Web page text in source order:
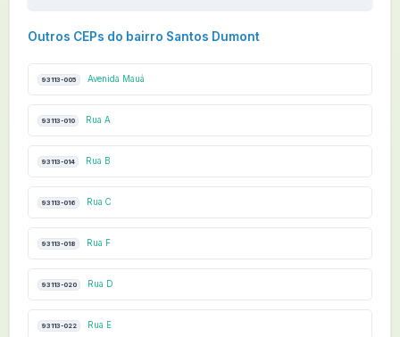
Outros CEPs do bairro Santos Dumont
93113-005 Avenida Mauá
93113-010 Rua A
93113-014 Rua B
93113-016 Rua C
93113-018 Rua F
93113-020 Rua D
93113-022 Rua E